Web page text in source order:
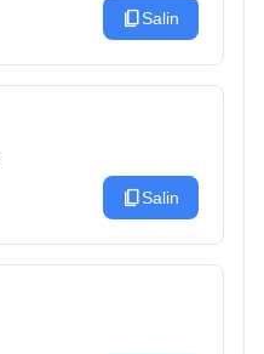
content_copySalin
content_copySalin